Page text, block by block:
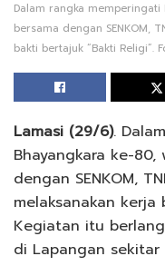
Dalam rangka memperingati
bersama dengan SENKOM,
bakti bertajuk “Bakti Religi”.
Lamasi (29/6).
Bhayangkara ke-80,
dengan SENKOM,
melaksanakan kerja
Kegiatan itu
di Lapangan sekitar